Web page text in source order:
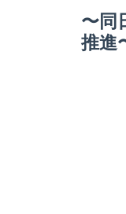
〜同
推進